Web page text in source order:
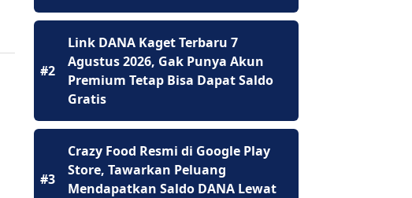
#2
Link DANA Kaget Terbaru 7
Agustus 2026, Gak Punya Akun
Premium Tetap Bisa Dapat Saldo
Gratis
#3
Crazy Food Resmi di Google Play
Store, Tawarkan Peluang
Mendapatkan Saldo DANA Lewat